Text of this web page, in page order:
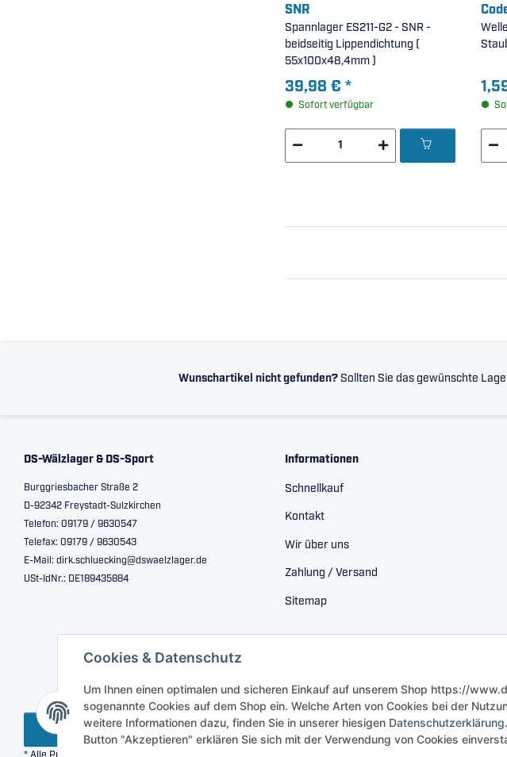
Cookies & Datenschutz
Um Ihnen einen optimalen und sicheren Einkauf auf unserem Shop https://
sogenannte Cookies auf dem Shop ein. Welche Arten von Cookies bei der
weitere Informationen dazu, finden Sie in unserer hiesigen Datenschutzerklärung
Button "Akzeptieren" erklären Sie sich mit der Verwendung von Cookies
SNR
Spannlager ES211-G2 - SNR -
beidseitig Lippendichtung (
55x100x48,4mm )
39,98 € *
Sofort verfügbar
Wunschartikel nicht gefunden?Sollten Sie das gewünschte
DS-Wälzlager & DS-Sport
Burggriesbacher Straße 2
D-92342 Freystadt-Sulzkirchen
Telefon: 09179 / 9630547
Telefax: 09179 / 9630543
E-Mail: dirk.schluecking@dswaelzlager.de
USt-IdNr.: DE189435884
Informationen
Schnellkauf
Kontakt
Wir über uns
Zahlung / Versand
Sitemap
Vertrag widerrufen